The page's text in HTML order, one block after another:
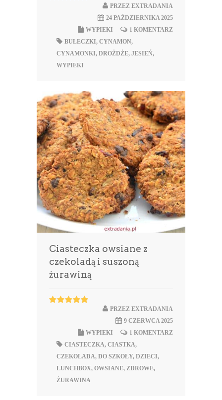
PRZEZ EXTRADANIA
24 PAŹDZIERNIKA 2025
1 KOMENTARZ
WYPIEKI
BUŁECZKI, CYNAMON,
CYNAMONKI, DROŻDŻE, JESIEŃ,
WYPIEKI
Ciasteczka owsiane z
czekoladą i suszoną
żurawiną
PRZEZ EXTRADANIA
9 CZERWCA 2025
1 KOMENTARZ
WYPIEKI
CIASTECZKA, CIASTKA,
CZEKOLADA, DO SZKOŁY, DZIECI,
LUNCHBOX, OWSIANE, ZDROWE,
ŻURAWINA